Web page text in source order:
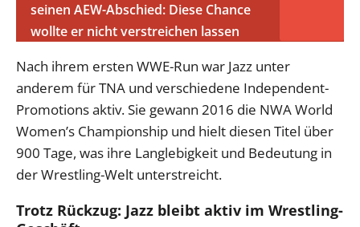
seinen AEW-Abschied: Diese Chance
wollte er nicht verstreichen lassen
Nach ihrem ersten WWE-Run war Jazz unter
anderem für TNA und verschiedene Independent-
Promotions aktiv. Sie gewann 2016 die NWA World
Women’s Championship und hielt diesen Titel über
900 Tage, was ihre Langlebigkeit und Bedeutung in
der Wrestling-Welt unterstreicht.
Trotz Rückzug: Jazz bleibt aktiv im Wrestling-